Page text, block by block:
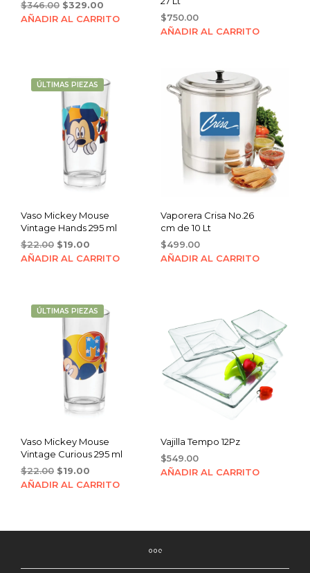
$346.00 Original
price
$329.00
price
AÑADIR AL CARRITO
$750.00
AÑADIR AL CARRITO
ÚLTIMAS PIEZAS
Vaso Mickey Mouse
Vintage Hands 295 ml
$22.00 Original
price
$19.00
price
AÑADIR AL CARRITO
Vaporera Crisa No.26
cm de 10 Lt
$499.00
AÑADIR AL CARRITO
ÚLTIMAS PIEZAS
Vaso Mickey Mouse
Vintage Curious 295 ml
$22.00 Original
price
$19.00
price
AÑADIR AL CARRITO
Vajilla Tempo 12Pz
$549.00
AÑADIR AL CARRITO